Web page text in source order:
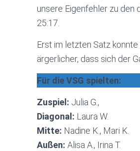
unsere Eigenfehler zu den
25:17.
Erst im letzten Satz
ärgerlicher, dass sich der
Für die VSG spielten:
Zuspiel: Julia G.,
Diagonal: Laura W.
Mitte: Nadine K., Mari K.
Außen: Alisa A., Irina T.